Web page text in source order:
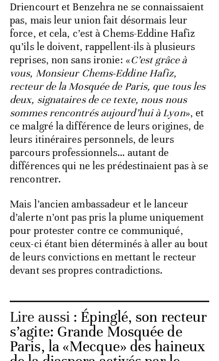
Driencourt et Benzehra ne se connaissaient
pas, mais leur union fait désormais leur
force, et cela, c’est à Chems-Eddine Hafiz
qu’ils le doivent, rappellent-ils à plusieurs
reprises, non sans ironie: «C’est grâce à
vous, Monsieur Chems-Eddine Hafiz,
recteur de la Mosquée de Paris, que tous les
deux, signataires de ce texte, nous nous
sommes rencontrés aujourd’hui à Lyon», et
ce malgré la différence de leurs origines, de
leurs itinéraires personnels, de leurs
parcours professionnels… autant de
différences qui ne les prédestinaient pas à se
rencontrer.
Mais l’ancien ambassadeur et le lanceur
d’alerte n’ont pas pris la plume uniquement
pour protester contre ce communiqué,
ceux-ci étant bien déterminés à aller au bout
de leurs convictions en mettant le recteur
devant ses propres contradictions.
Lire aussi : Épinglé, son recteur
s’agite: Grande Mosquée de
Paris, la «Mecque» des haineux